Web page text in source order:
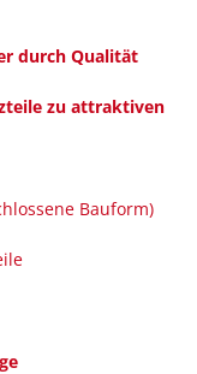
durch Qualität
zu attraktiven
Bauform)